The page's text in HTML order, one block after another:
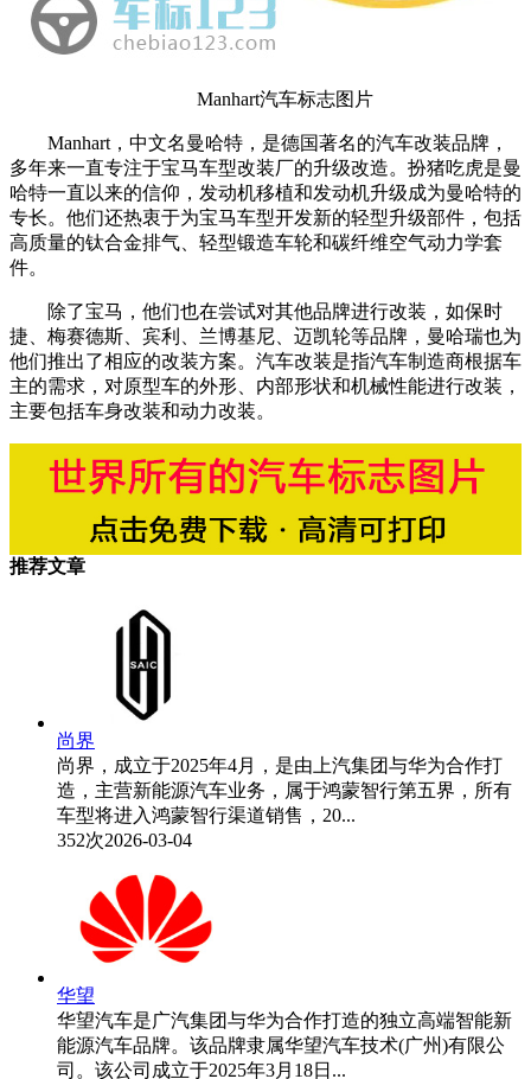
Manhart汽车标志图片
Manhart，中文名曼哈特，是德国著名的汽车改装品牌，
多年来一直专注于宝马车型改装厂的升级改造。扮猪吃虎是曼
哈特一直以来的信仰，发动机移植和发动机升级成为曼哈特的
专长。他们还热衷于为宝马车型开发新的轻型升级部件，包括
高质量的钛合金排气、轻型锻造车轮和碳纤维空气动力学套
件。
除了宝马，他们也在尝试对其他品牌进行改装，如保时
捷、梅赛德斯、宾利、兰博基尼、迈凯轮等品牌，曼哈瑞也为
他们推出了相应的改装方案。汽车改装是指汽车制造商根据车
主的需求，对原型车的外形、内部形状和机械性能进行改装，
主要包括车身改装和动力改装。
推荐文章
尚界
尚界，成立于2025年4月，是由上汽集团与华为合作打
造，主营新能源汽车业务，属于鸿蒙智行第五界，所有
车型将进入鸿蒙智行渠道销售，20...
352次2026-03-04
华望
华望汽车是广汽集团与华为合作打造的独立高端智能新
能源汽车品牌。该品牌隶属华望汽车技术(广州)有限公
司。该公司成立于2025年3月18日...